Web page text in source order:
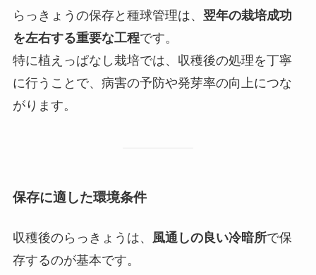
らっきょうの保存と種球管理は、 翌年の栽培成功
を左右する重要な工程です。
特に植えっぱなし栽培では、収穫後の処理を丁寧
に行うことで、病害の予防や発芽率の向上につな
がります。
保存に適した環境条件
収穫後のらっきょうは、 風通しの良い冷暗所で保
存するのが基本です。